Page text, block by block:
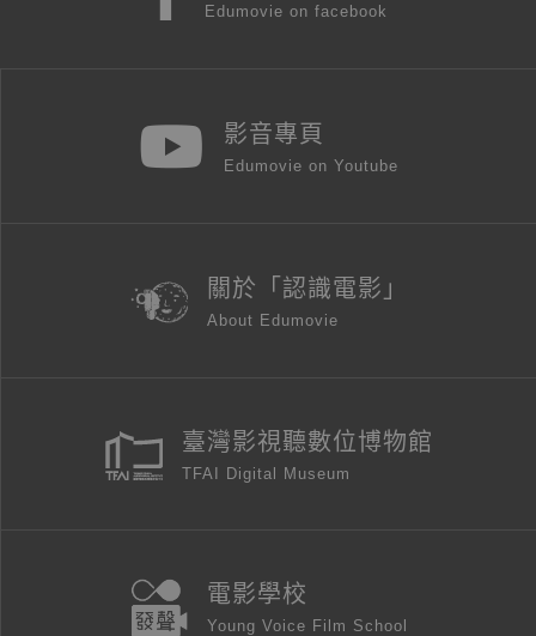
Edumovie on facebook
影音專頁
Edumovie on Youtube
關於「認識電影」
About Edumovie
臺灣影視聽數位博物館
TFAI Digital Museum
電影學校
Young Voice Film School